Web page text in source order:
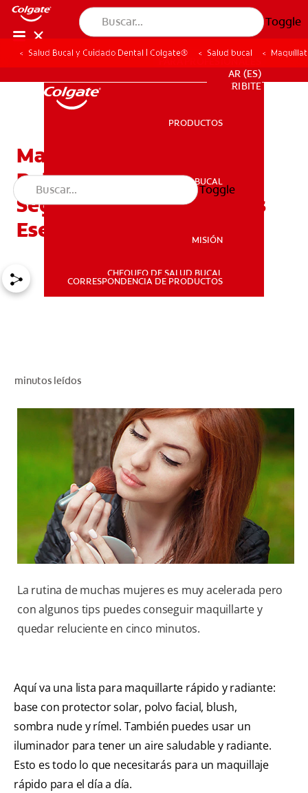
Toggle
SALUD BUCAL
AR (ES)
SUSCRIBITE
PARA PROFESIONALES
AR (ES)
SUSCRIBITE
PRODUCTOS
SALUD BUCAL
MISIÓN
CHEQUEO DE SALUD BUCAL
CORRESPONDENCIA DE PRODUCTOS
Toggle
Salud Bucal y Cuidado Dental | Colgate® Salud bucal
Maquíllate Y Queda
Reluciente En Algunos
Segundos Con Accesorios
Esenciales
minutos leídos
La rutina de muchas mujeres es muy acelerada pero
con algunos tips puedes conseguir maquillarte y
quedar reluciente en cinco minutos.
Aquí va una lista para maquillarte rápido y radiante:
base con protector solar, polvo facial, blush,
sombra nude y rímel. También puedes usar un
iluminador para tener un aire saludable y radiante.
Esto es todo lo que necesitarás para un maquillaje
rápido para el día a día.